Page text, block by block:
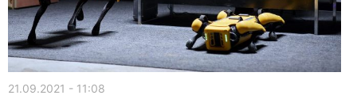
21.09.2021 - 11:08